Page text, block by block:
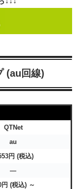
(au回線)
QTNet
au
円 (税込)
―
円 (税込) ～